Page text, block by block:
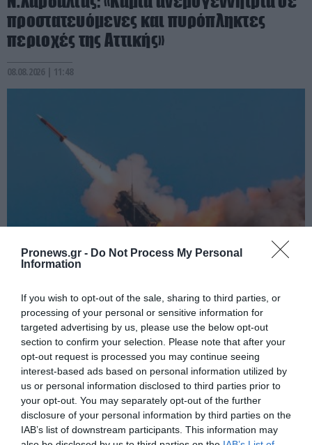
Pronews.gr - Do Not Process My Personal
Information
If you wish to opt-out of the sale, sharing to third parties, or
processing of your personal or sensitive information for
targeted advertising by us, please use the below opt-out
section to confirm your selection. Please note that after your
opt-out request is processed you may continue seeing
interest-based ads based on personal information utilized by
us or personal information disclosed to third parties prior to
your opt-out. You may separately opt-out of the further
disclosure of your personal information by third parties on the
IAB’s list of downstream participants. This information may
προστατευόμενες και πυρόπληκτες
περιοχές της Αττικής»
08.08.2026 | 11:48
PRONEWS.GR /PROVOCATEUR
Η Σ.Αραβία στο «ισλαμικό ΝΑΤΟ» με την
Τουρκία: Γιατί η αποστολή ελληνικών
Patriot εξελίσσεται σε διπλωματικό
φιάσκο
08.08.2026 | 09:30